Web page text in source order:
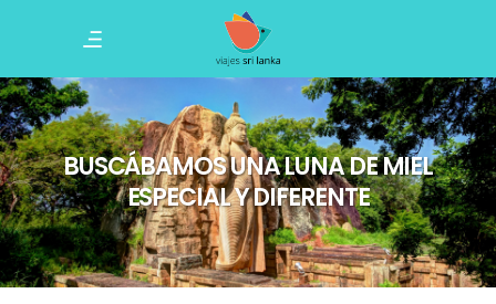
BUSCÁBAMOS UNA LUNA DE MIEL
ESPECIAL Y DIFERENTE